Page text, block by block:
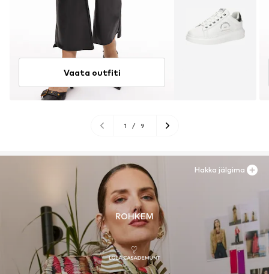
Vaata outfiti
1 / 9
ROHKEM
Hakka jälgima